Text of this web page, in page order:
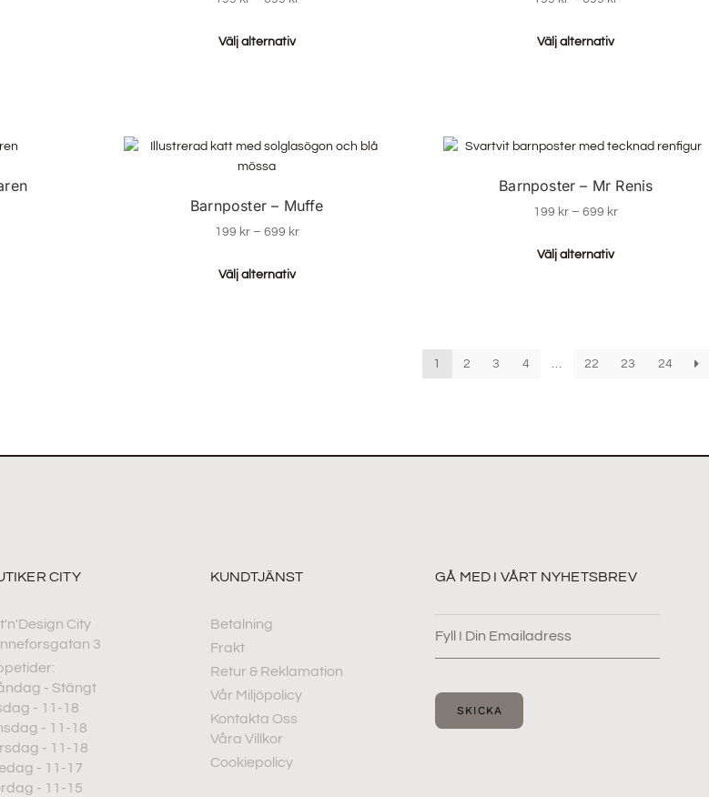
Välj alternativ Välj alternativ
Barnposter – Muffe
199 kr – 699 kr
Välj alternativ
Barnposter – Mr Renis
199 kr – 699 kr
Välj alternativ
1 2 3 4 … 22 23 24
CITY
City
3
- Stängt
- 11-18
- 11-18
- 11-18
- 11-17
- 11-15
KUNDTJÄNST
Betalning
Frakt
Retur & Reklamation
Vår Miljöpolicy
Kontakta Oss
Våra Villkor
Cookiepolicy
GÅ MED I VÅRT NYHETSBREV
SKICKA